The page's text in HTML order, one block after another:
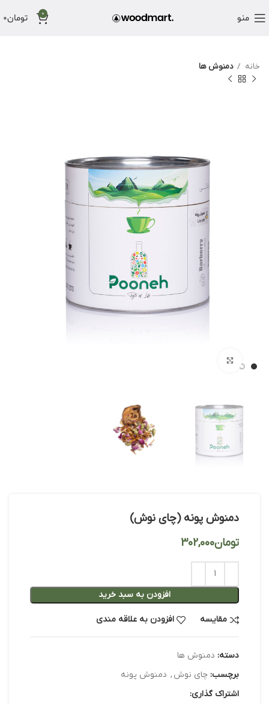
منو 0 تومان0
خانه دمنوش ها
دمنوش پونه (چای نوش)
تومان
افزودن به سبد خرید
مقایسه افزودن به علاقه مندی
دسته: دمنوش ها
برچسب: چای نوش , دمنوش پونه
اشتراک گذاری: